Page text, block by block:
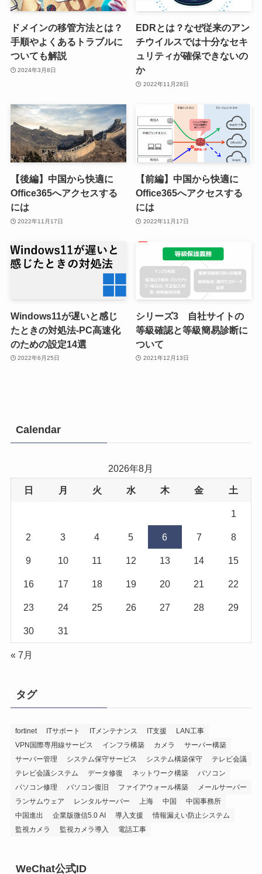
ドメインの移管方法とは？
手順やよくあるトラブルに
ついても解説
2024年3月8日
EDRとは？なぜ従来のアン
チウイルスでは十分なセキ
ュリティが確保できないの
か
2022年11月28日
【後編】中国から快適に
Office365へアクセスする
には
2022年11月17日
【前編】中国から快適に
Office365へアクセスする
には
2022年11月17日
Windows11が遅いと感じ
たときの対処法-PC高速化
のための設定14選
2022年6月25日
シリーズ3 自社サイトの
等級確認と等級簡易診断に
ついて
2021年12月13日
Calendar
2026年8月
日 月 火 水 木 金 土
1
2 3 4 5 6 7 8
9 10 11 12 13 14 15
16 17 18 19 20 21 22
23 24 25 26 27 28 29
30 31
« 7月
タグ
fortinet ITサポート ITメンテナンス IT支援
LAN工事
VPN国際専用線サービス
インフラ構築 カメラ
サーバー構築
サーバー管理
システム保守サービス システム構築保守
テレビ会議
テレビ会議システム
データ修復 ネットワーク構築
パソコン
パソコン修理
パソコン復旧 ファイアウォール構築
メールサーバー
ランサムウェア
レンタルサーバー 上海 中国
中国事務所
中国進出
企業版微信5.0 AI 導入支援
情報漏えい防止システム
監視カメラ
監視カメラ導入 電話工事
WeChat公式ID